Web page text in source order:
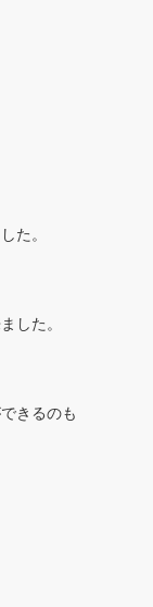
た。
した。
きるのも